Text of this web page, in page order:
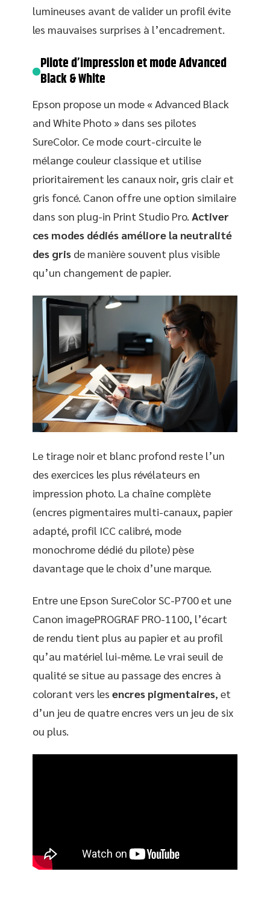
lumineuses avant de valider un profil évite
les mauvaises surprises à l’encadrement.
Pilote d’impression et mode Advanced
Black & White
Epson propose un mode « Advanced Black
and White Photo » dans ses pilotes
SureColor. Ce mode court-circuite le
mélange couleur classique et utilise
prioritairement les canaux noir, gris clair et
gris foncé. Canon offre une option similaire
dans son plug-in Print Studio Pro. Activer
ces modes dédiés améliore la neutralité
des gris de manière souvent plus visible
qu’un changement de papier.
Le tirage noir et blanc profond reste l’un
des exercices les plus révélateurs en
impression photo. La chaîne complète
(encres pigmentaires multi-canaux, papier
adapté, profil ICC calibré, mode
monochrome dédié du pilote) pèse
davantage que le choix d’une marque.
Entre une Epson SureColor SC-P700 et une
Canon imagePROGRAF PRO-1100, l’écart
de rendu tient plus au papier et au profil
qu’au matériel lui-même. Le vrai seuil de
qualité se situe au passage des encres à
colorant vers les encres pigmentaires, et
d’un jeu de quatre encres vers un jeu de six
ou plus.